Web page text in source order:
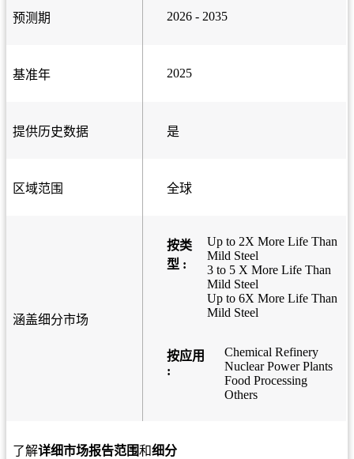
预测期 2026 - 2035
基准年 2025
提供历史数据 是
区域范围 全球
涵盖细分市场
按类
型 :
Up to 2X More Life Than
Mild Steel
3 to 5 X More Life Than
Mild Steel
Up to 6X More Life Than
Mild Steel
按应用
:
Chemical Refinery
Nuclear Power Plants
Food Processing
Others
了解详细市场报告范围和细分